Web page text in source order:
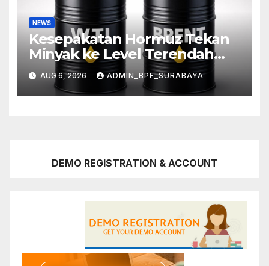
NEWS
Kesepakatan Hormuz Tekan
Minyak ke Level Terendah
Sebulan
AUG 6, 2026 ADMIN_BPF_SURABAYA
DEMO REGISTRATION & ACCOUNT